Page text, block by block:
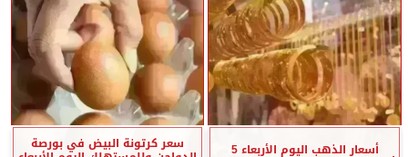
أسعار الذهب اليوم الأربعاء 5 سعر كرتونة البيض في بورصة